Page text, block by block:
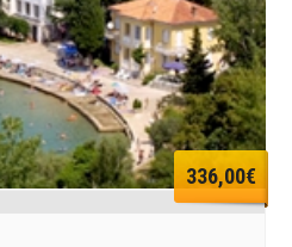
336,00€